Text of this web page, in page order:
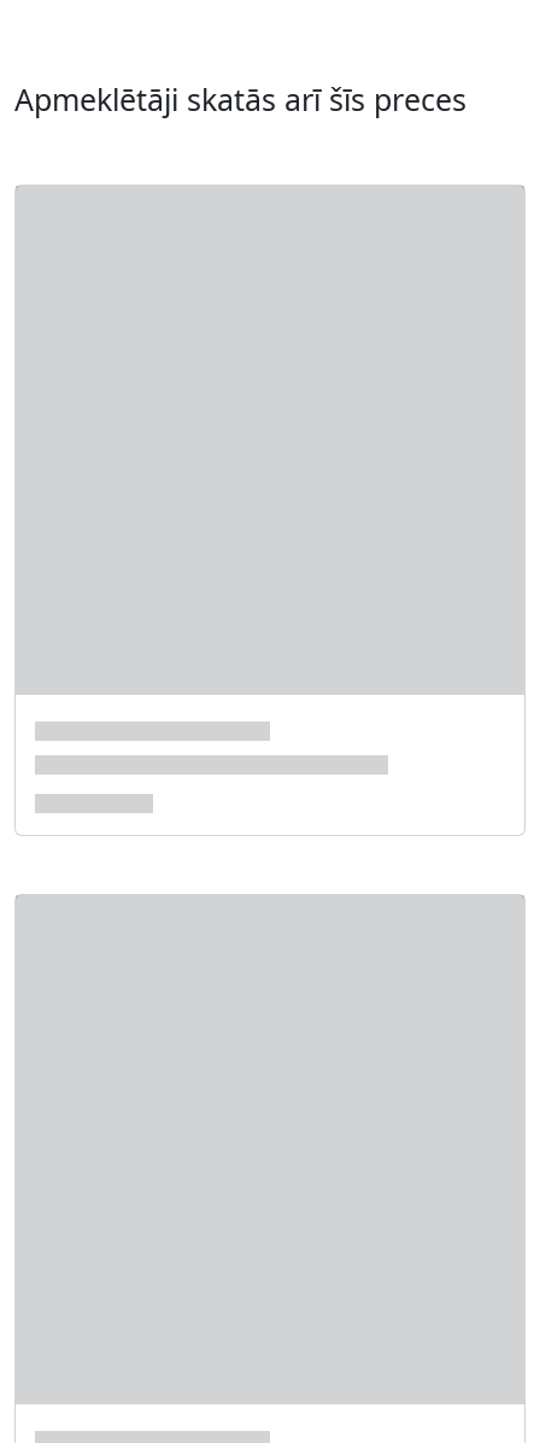
Apmeklētāji skatās arī šīs preces